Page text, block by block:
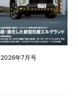
2026年7月号